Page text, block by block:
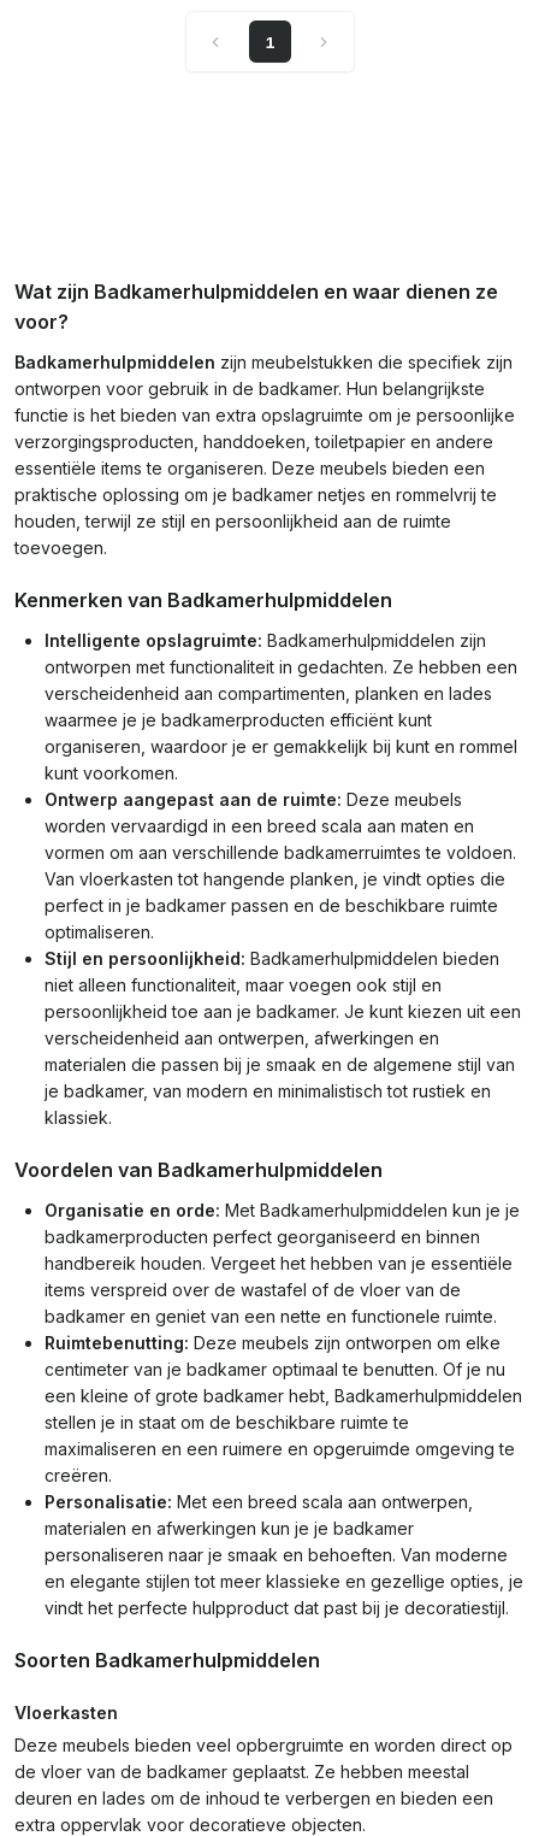
1
Wat zijn Badkamerhulpmiddelen en waar dienen ze
voor?
Badkamerhulpmiddelen zijn meubelstukken die specifiek zijn
ontworpen voor gebruik in de badkamer. Hun belangrijkste
functie is het bieden van extra opslagruimte om je persoonlijke
verzorgingsproducten, handdoeken, toiletpapier en andere
essentiële items te organiseren. Deze meubels bieden een
praktische oplossing om je badkamer netjes en rommelvrij te
houden, terwijl ze stijl en persoonlijkheid aan de ruimte
toevoegen.
Kenmerken van Badkamerhulpmiddelen
Intelligente opslagruimte: Badkamerhulpmiddelen zijn
ontworpen met functionaliteit in gedachten. Ze hebben een
verscheidenheid aan compartimenten, planken en lades
waarmee je je badkamerproducten efficiënt kunt
organiseren, waardoor je er gemakkelijk bij kunt en rommel
kunt voorkomen.
Ontwerp aangepast aan de ruimte: Deze meubels
worden vervaardigd in een breed scala aan maten en
vormen om aan verschillende badkamerruimtes te voldoen.
Van vloerkasten tot hangende planken, je vindt opties die
perfect in je badkamer passen en de beschikbare ruimte
optimaliseren.
Stijl en persoonlijkheid: Badkamerhulpmiddelen bieden
niet alleen functionaliteit, maar voegen ook stijl en
persoonlijkheid toe aan je badkamer. Je kunt kiezen uit een
verscheidenheid aan ontwerpen, afwerkingen en
materialen die passen bij je smaak en de algemene stijl van
je badkamer, van modern en minimalistisch tot rustiek en
klassiek.
Voordelen van Badkamerhulpmiddelen
Organisatie en orde: Met Badkamerhulpmiddelen kun je je
badkamerproducten perfect georganiseerd en binnen
handbereik houden. Vergeet het hebben van je essentiële
items verspreid over de wastafel of de vloer van de
badkamer en geniet van een nette en functionele ruimte.
Ruimtebenutting: Deze meubels zijn ontworpen om elke
centimeter van je badkamer optimaal te benutten. Of je nu
een kleine of grote badkamer hebt, Badkamerhulpmiddelen
stellen je in staat om de beschikbare ruimte te
maximaliseren en een ruimere en opgeruimde omgeving te
creëren.
Personalisatie: Met een breed scala aan ontwerpen,
materialen en afwerkingen kun je je badkamer
personaliseren naar je smaak en behoeften. Van moderne
en elegante stijlen tot meer klassieke en gezellige opties, je
vindt het perfecte hulpproduct dat past bij je decoratiestijl.
Soorten Badkamerhulpmiddelen
Vloerkasten
Deze meubels bieden veel opbergruimte en worden direct op
de vloer van de badkamer geplaatst. Ze hebben meestal
deuren en lades om de inhoud te verbergen en bieden een
extra oppervlak voor decoratieve objecten.